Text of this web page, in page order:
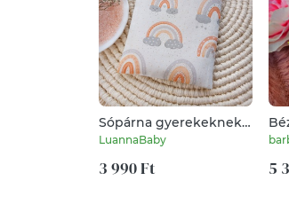
Sópárna gyerekeknek
fülre, sárga szivárvány,
LuannaBaby
LuannaBaby
3 990 Ft 5